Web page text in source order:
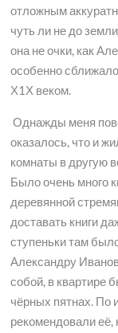
отложным
чуть ли не до
она не очки, как
особенно
Х1Х веком.
Однажды меня
оказалось, что и
комнаты в другую
Было очень много
деревянной
доставать книги
ступеньки там
Александру
собой, в квартире
чёрных пятнах. По
рекомендовали